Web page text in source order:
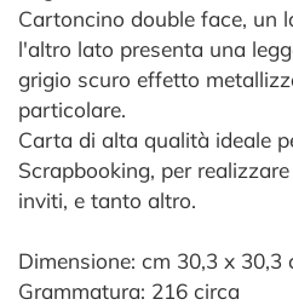
Cartoncino double face, un
l'altro lato presenta una
grigio scuro effetto
particolare.
Carta di alta qualità ideale
Scrapbooking, per
inviti, e tanto altro.
Dimensione: cm 30,3 x 30,3
Grammatura: 216 circa